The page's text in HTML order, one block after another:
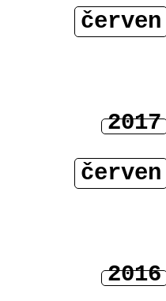
červen
2017
červen
2016